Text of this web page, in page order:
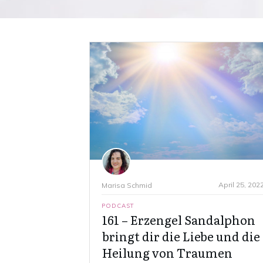
Marisa Schmid April 25,
PODCAST
161 – Erzengel Sandalphon
bringt dir die Liebe und die
Heilung von Traumen